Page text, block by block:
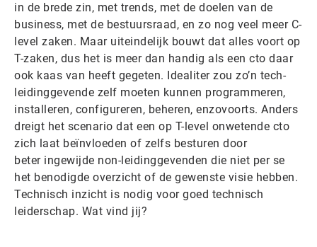
in de brede zin, met trends, met de doelen van de
business, met de bestuursraad, en zo nog veel meer C-
level zaken. Maar uiteindelijk bouwt dat alles voort op
T-zaken, dus het is meer dan handig als een cto daar
ook kaas van heeft gegeten. Idealiter zou zo’n tech-
leidinggevende zelf moeten kunnen programmeren,
installeren, configureren, beheren, enzovoorts. Anders
dreigt het scenario dat een op T-level onwetende cto
zich laat beïnvloeden of zelfs besturen door
beter ingewijde non-leidinggevenden die niet per se
het benodigde overzicht of de gewenste visie hebben.
Technisch inzicht is nodig voor goed technisch
leiderschap. Wat vind jij?